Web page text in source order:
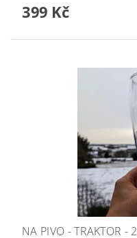
399 Kč
NA PIVO - TRAKTOR - 2